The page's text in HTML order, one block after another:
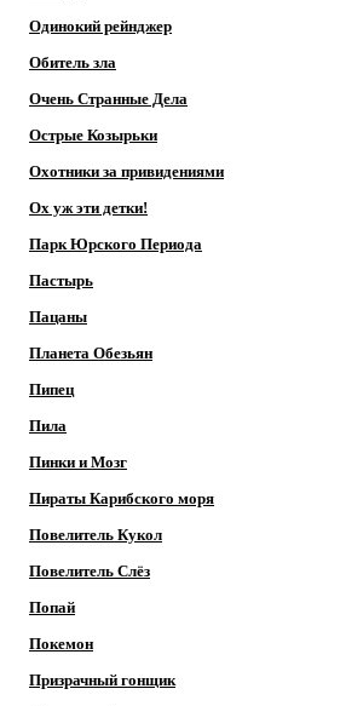
Одинокий рейнджер
Обитель зла
Очень Странные Дела
Острые Козырьки
Охотники за привидениями
Ох уж эти детки!
Парк Юрского Периода
Пастырь
Пацаны
Планета Обезьян
Пипец
Пила
Пинки и Мозг
Пираты Карибского моря
Повелитель Кукол
Повелитель Слёз
Попай
Покемон
Призрачный гонщик